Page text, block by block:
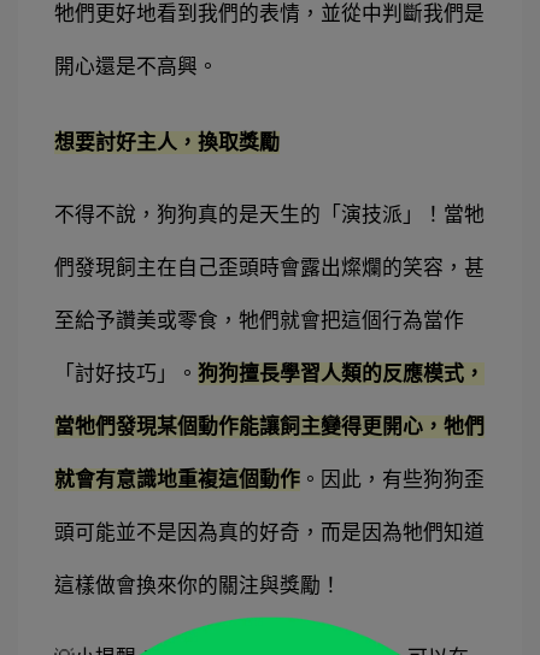
牠們更好地看到我們的表情，並從中判斷我們是
開心還是不高興。
想要討好主人，換取獎勵
不得不說，狗狗真的是天生的「演技派」！當牠
們發現飼主在自己歪頭時會露出燦爛的笑容，甚
至給予讚美或零食，牠們就會把這個行為當作
「討好技巧」。 狗狗擅長學習人類的反應模式，
當牠們發現某個動作能讓飼主變得更開心，牠們
就會有意識地重複這個動作 。因此，有些狗狗歪
頭可能並不是因為真的好奇，而是因為牠們知道
這樣做會換來你的關注與獎勵！